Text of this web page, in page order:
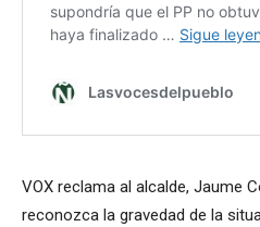
VOX reclama al alcalde, Jaume
reconozca la gravedad de la